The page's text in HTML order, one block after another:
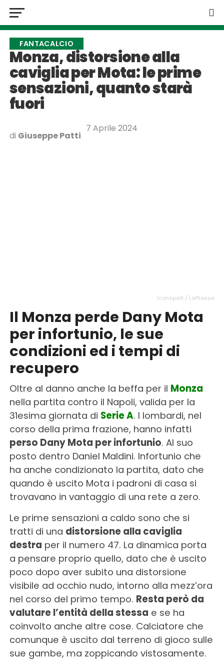
FANTACALCIO
Monza, distorsione alla
caviglia per Mota: le prime
sensazioni, quanto starà
fuori
di Giuseppe Patti
7 Aprile 2024
Iconsport / LaPresse
Il Monza perde Dany Mota
per infortunio, le sue
condizioni ed i tempi di
recupero
Oltre al danno anche la beffa per il Monza
nella partita contro il Napoli, valida per la
31esima giornata di Serie A. I lombardi, nel
corso della prima frazione, hanno infatti
perso Dany Mota per infortunio. Al suo
posto dentro Daniel Maldini. Infortunio che
ha anche condizionato la partita, dato che
quando è uscito Mota i padroni di casa si
trovavano in vantaggio di una rete a zero.
Le prime sensazioni a caldo sono che si
tratti di una distorsione alla caviglia
destra per il numero 47. La dinamica porta
a pensare proprio quello, dato che è uscito
poco dopo aver subito una distorsione
visibile ad occhio nudo, intorno alla mezz’ora
nel corso del primo tempo. Resta però da
valutare l’entità della stessa e se ha
coinvolto anche altre cose. Calciatore che
comunque è uscito dal terreno di gioco sulle
sue gambe, ma zoppicando vistosamente.